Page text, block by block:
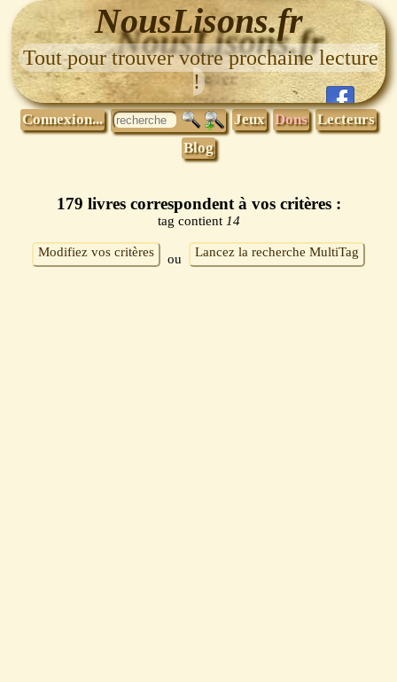
NousLisons.fr
Tout pour trouver votre prochaine lecture
!
Connexion... Jeux Dons Lecteurs
Blog
179 livres correspondent à vos critères :
tag contient 14
Modifiez vos critères ou Lancez la recherche MultiTag